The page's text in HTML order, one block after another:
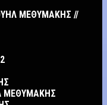
ΜΕΘΥΜΑΚΗΣ //
ΜΕΘΥΜΑΚΗΣ